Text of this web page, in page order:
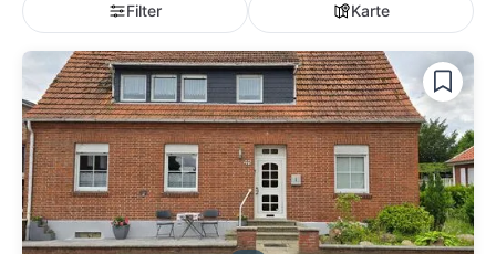
Filter Karte